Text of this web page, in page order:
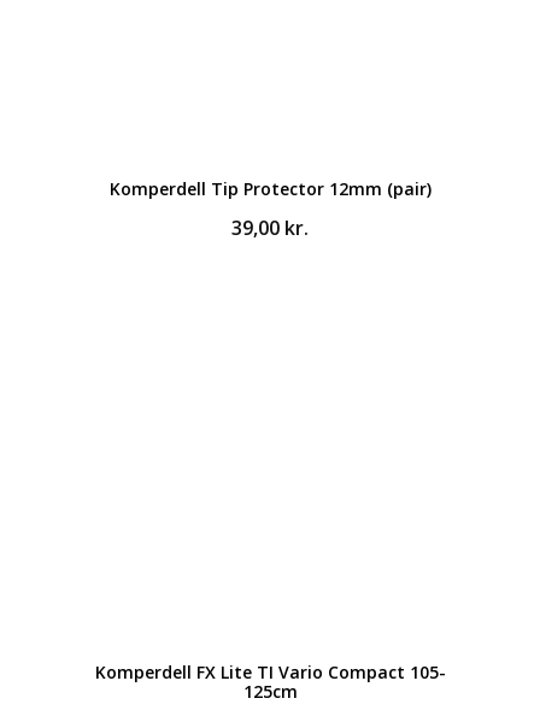
Komperdell Tip Protector 12mm (pair)
39,00 kr.
Komperdell FX Lite TI Vario Compact 105-
125cm